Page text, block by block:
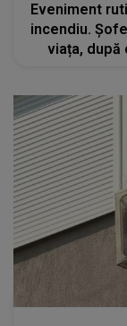
Eveniment
incendiu.
viața, după